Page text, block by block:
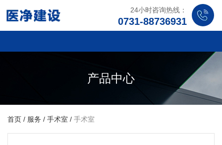
24小时咨询热线：
0731-88736931
产品中心
首页 / 服务 / 手术室 / 手术室